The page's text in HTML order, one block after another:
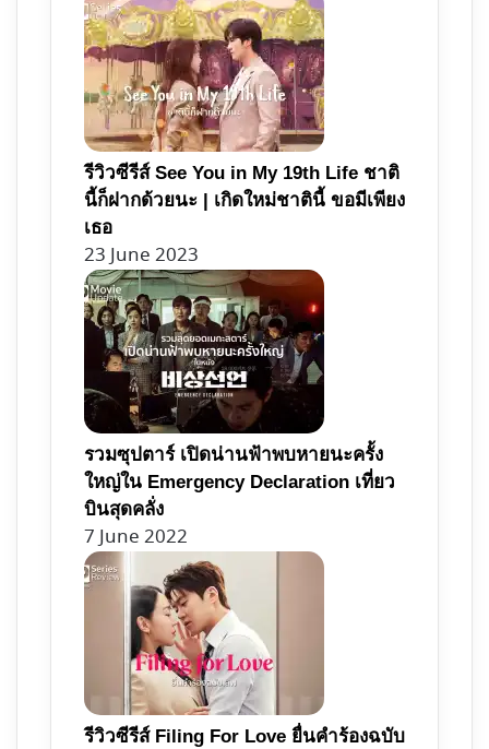
รีวิวซีรีส์ See You in My 19th Life ชาติ
นี้ก็ฝากด้วยนะ | เกิดใหม่ชาตินี้ ขอมีเพียง
เธอ
23 June 2023
รวมซุปตาร์ เปิดน่านฟ้าพบหายนะครั้ง
ใหญ่ใน Emergency Declaration เที่ยว
บินสุดคลั่ง
7 June 2022
รีวิวซีรีส์ Filing For Love ยื่นคำร้องฉบับ